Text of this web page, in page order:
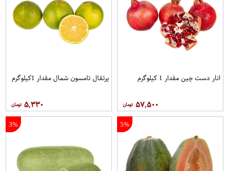
انار دست چین مقدار 1 کیلوگرم
۵۷,۵۰۰
پرتقال تامسون شمال مقدار 1کیلوگرم
۵,۳۳۰
5%
3%